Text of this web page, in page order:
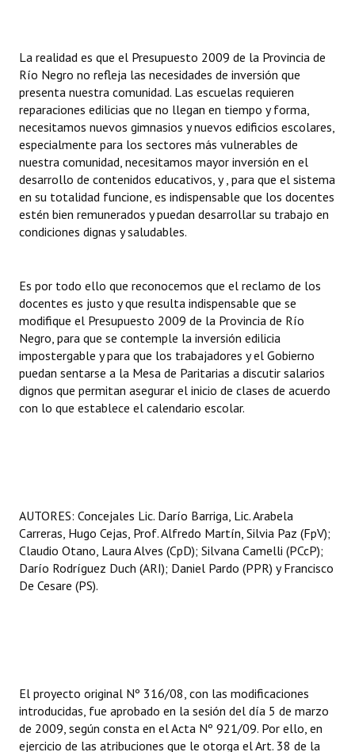
La realidad es que el Presupuesto 2009 de la Provincia de
Río Negro no refleja las necesidades de inversión que
presenta nuestra comunidad. Las escuelas requieren
reparaciones edilicias que no llegan en tiempo y forma,
necesitamos nuevos gimnasios y nuevos edificios escolares,
especialmente para los sectores más vulnerables de
nuestra comunidad, necesitamos mayor inversión en el
desarrollo de contenidos educativos, y , para que el sistema
en su totalidad funcione, es indispensable que los docentes
estén bien remunerados y puedan desarrollar su trabajo en
condiciones dignas y saludables.
Es por todo ello que reconocemos que el reclamo de los
docentes es justo y que resulta indispensable que se
modifique el Presupuesto 2009 de la Provincia de Río
Negro, para que se contemple la inversión edilicia
impostergable y para que los trabajadores y el Gobierno
puedan sentarse a la Mesa de Paritarias a discutir salarios
dignos que permitan asegurar el inicio de clases de acuerdo
con lo que establece el calendario escolar.
AUTORES: Concejales Lic. Darío Barriga, Lic. Arabela
Carreras, Hugo Cejas, Prof. Alfredo Martín, Silvia Paz (FpV);
Claudio Otano, Laura Alves (CpD); Silvana Camelli (PCcP);
Darío Rodríguez Duch (ARI); Daniel Pardo (PPR) y Francisco
De Cesare (PS).
El proyecto original Nº 316/08, con las modificaciones
introducidas, fue aprobado en la sesión del día 5 de marzo
de 2009, según consta en el Acta Nº 921/09. Por ello, en
ejercicio de las atribuciones que le otorga el Art. 38 de la